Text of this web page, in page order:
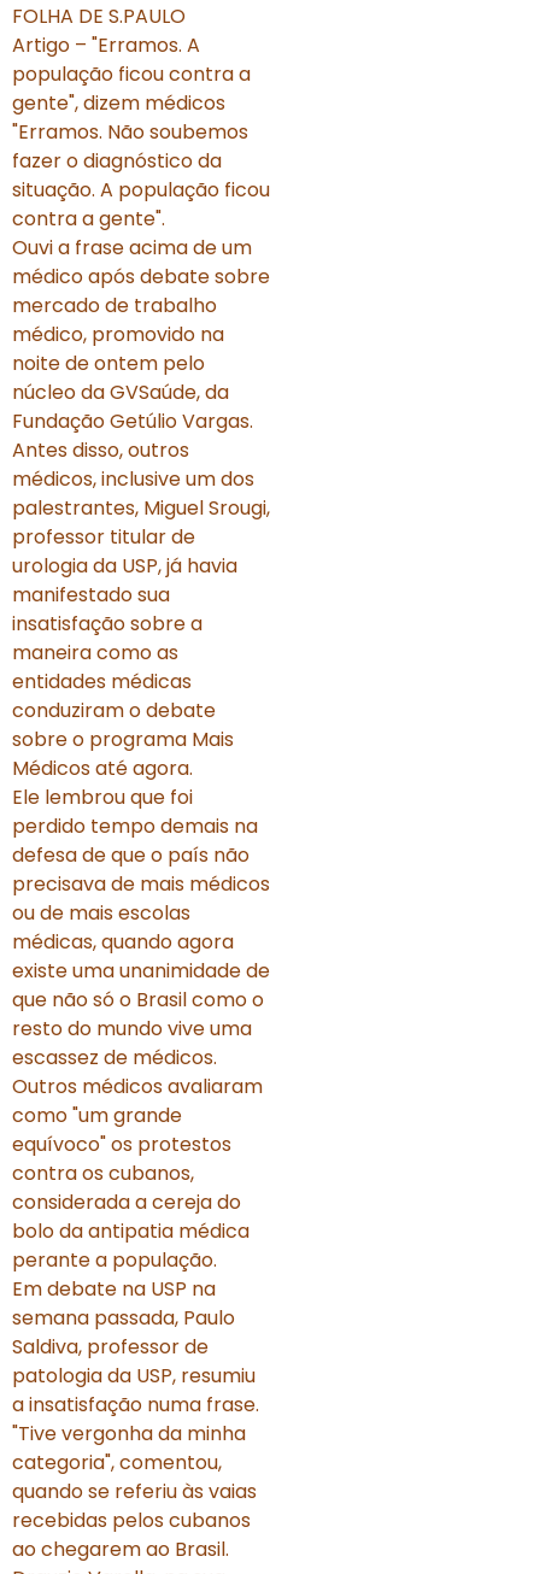
FOLHA DE S.PAULO
Artigo – "Erramos. A
população ficou contra a
gente", dizem médicos
"Erramos. Não soubemos
fazer o diagnóstico da
situação. A população ficou
contra a gente".
Ouvi a frase acima de um
médico após debate sobre
mercado de trabalho
médico, promovido na
noite de ontem pelo
núcleo da GVSaúde, da
Fundação Getúlio Vargas.
Antes disso, outros
médicos, inclusive um dos
palestrantes, Miguel Srougi,
professor titular de
urologia da USP, já havia
manifestado sua
insatisfação sobre a
maneira como as
entidades médicas
conduziram o debate
sobre o programa Mais
Médicos até agora.
Ele lembrou que foi
perdido tempo demais na
defesa de que o país não
precisava de mais médicos
ou de mais escolas
médicas, quando agora
existe uma unanimidade de
que não só o Brasil como o
resto do mundo vive uma
escassez de médicos.
Outros médicos avaliaram
como "um grande
equívoco" os protestos
contra os cubanos,
considerada a cereja do
bolo da antipatia médica
perante a população.
Em debate na USP na
semana passada, Paulo
Saldiva, professor de
patologia da USP, resumiu
a insatisfação numa frase.
"Tive vergonha da minha
categoria", comentou,
quando se referiu às vaias
recebidas pelos cubanos
ao chegarem ao Brasil.